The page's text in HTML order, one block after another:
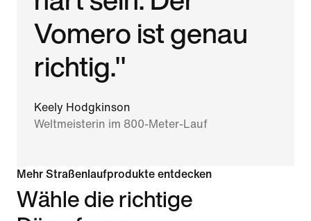
Vomero ist genau
richtig."
Keely Hodgkinson
Weltmeisterin im 800-Meter-Lauf
Mehr Straßenlaufprodukte entdecken
Wähle die richtige